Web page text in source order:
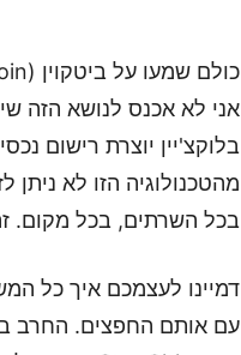
אני לא אכנס לנושא הזה
בלוקצ'יין יוצרת רישום
מהטכנולוגיה הזו לא ניתן
בכל השרתים, בכל מקום.
דמיינו לעצמכם איך כל